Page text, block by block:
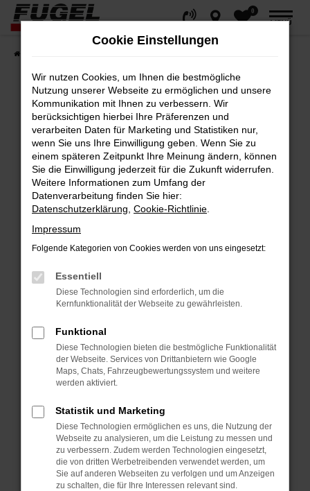
Zum
Hauptinhalt
springen
0
MENÜ
Fehler: Network Error
Beim Laden ist ein Fehler aufgetreten.
Hier sind ein paar Tipps, die dir helfen können:
Überprüfe deine Firewall und deine
Internetverbindung.
Laden andere Webseiten, zum Beispiel
deine Suchmaschine?
Prüfe deine Browsererweiterungen.
Manche Erweiterungen, wie Werbeblocker,
können das Laden bestimmter Seiten
anderen Browser oder in einem privaten
Fenster?
Starte dein Gerät neu.
vorübergehende Probleme zu beheben.
Stelle sicher, dass dein Browser und dein
Betriebssystem auf dem neuesten Stand
sind.
Veraltete Software birgt nicht nur ein
Cookie Einstellungen
Wir nutzen Cookies, um Ihnen die bestmögliche
Nutzung unserer Webseite zu ermöglichen und unsere
Kommunikation mit Ihnen zu verbessern. Wir
berücksichtigen hierbei Ihre Präferenzen und
verarbeiten Daten für Marketing und Statistiken nur,
wenn Sie uns Ihre Einwilligung geben. Wenn Sie zu
einem späteren Zeitpunkt Ihre Meinung ändern, können
Sie die Einwilligung jederzeit für die Zukunft widerrufen.
Weitere Informationen zum Umfang der
Datenverarbeitung finden Sie hier:
Datenschutzerklärung Cookie-Richtlinie
Impressum
Folgende Kategorien von Cookies werden von uns eingesetzt:
Essentiell
Diese Technologien sind erforderlich, um die
Kernfunktionalität der Webseite zu gewährleisten.
Funktional
Diese Technologien bieten die bestmögliche Funktionalität
der Webseite. Services von Drittanbietern wie Google
Maps, Chats, Fahrzeugbewertungssystem und weitere
werden aktiviert.
Statistik und Marketing
Diese Technologien ermöglichen es uns, die Nutzung der
Webseite zu analysieren, um die Leistung zu messen und
zu verbessern. Zudem werden Technologien eingesetzt,
die von dritten Werbetreibenden verwendet werden, um
Sie auf anderen Webseiten zu verfolgen und um Anzeigen
zu schalten, die für Ihre Interessen relevant sind.